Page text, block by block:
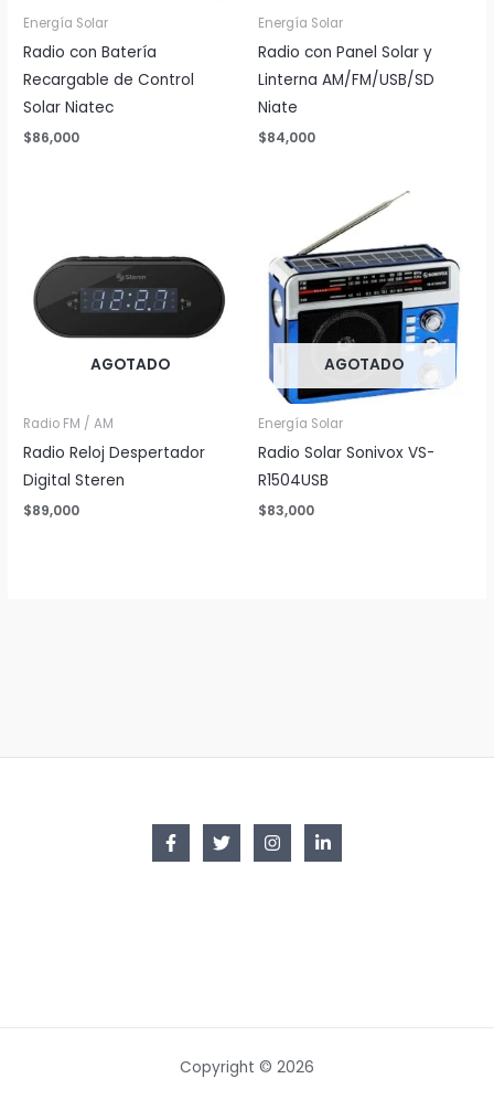
Energía Solar
Radio con Batería
Recargable de Control
Solar Niatec
$86,000
Energía Solar
Radio con Panel Solar y
Linterna AM/FM/USB/SD
Niate
$84,000
AGOTADO
Radio FM / AM
Radio Reloj Despertador
Digital Steren
$89,000
AGOTADO
Energía Solar
Radio Solar Sonivox VS-
R1504USB
$83,000
Copyright © 2026